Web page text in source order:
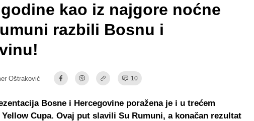
kao iz najgore noćne
razbili Bosnu i
Oštraković 10
Bosne i Hercegovine poražena je i u trećem
Cupa. Ovaj put slavili Su Rumuni, a konačan rezultat